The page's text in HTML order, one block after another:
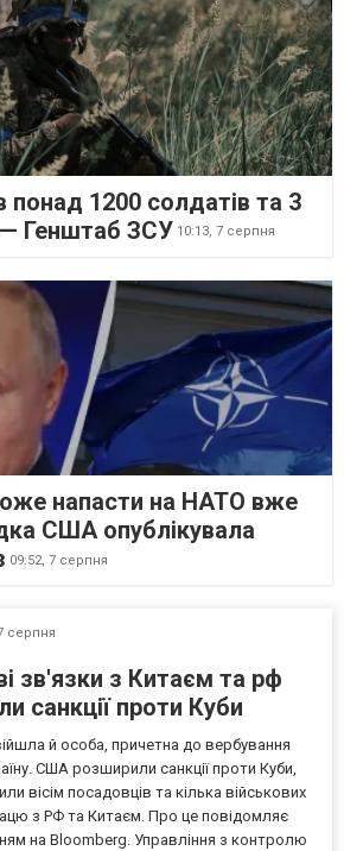
понад 1200 солдатів та 3
Генштаб ЗСУ 10:13, 7 серпня
напасти на НАТО вже
США опублікувала
09:52, 7 серпня
серпня
зв'язки з Китаєм та рф
санкції проти Куби
й особа, причетна до вербування
США розширили санкції проти Куби,
вісім посадовців та кілька військових
з РФ та Китаєм. Про це повідомляє
на Bloomberg. Управління з контролю